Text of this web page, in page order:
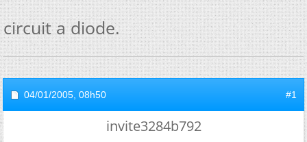
circuit a diode.
04/01/2005, 08h50 #1
invite3284b792